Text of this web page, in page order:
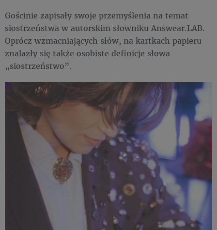
Gościnie zapisały swoje przemyślenia na temat
siostrzeństwa w autorskim słowniku Answear.LAB.
Oprócz wzmacniających słów, na kartkach papieru
znalazły się także osobiste definicje słowa
„siostrzeństwo”.